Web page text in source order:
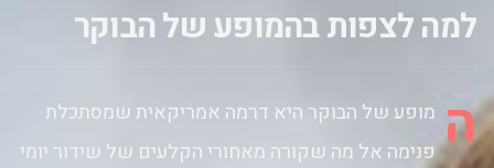
למה לצפות בהמופע של הבוקר
ה מופע של הבוקר היא דרמה אמריקאית שמסתכלת
פנימה אל מה שקורה מאחורי הקלעים של שידור יומי